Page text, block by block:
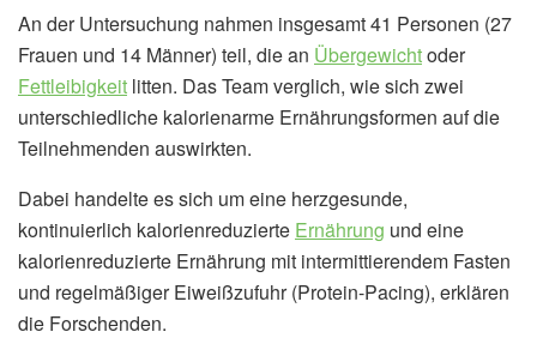
An der Untersuchung nahmen insgesamt 41 Personen (27
Frauen und 14 Männer) teil, die an Übergewichtoder
Fettleibigkeit litten. Das Team verglich, wie sich zwei
unterschiedliche kalorienarme Ernährungsformen auf die
Teilnehmenden auswirkten.
Dabei handelte es sich um eine herzgesunde,
kontinuierlich kalorienreduzierte Ernährung und eine
kalorienreduzierte Ernährung mit intermittierendem Fasten
und regelmäßiger Eiweißzufuhr (Protein-Pacing), erklären
die Forschenden.